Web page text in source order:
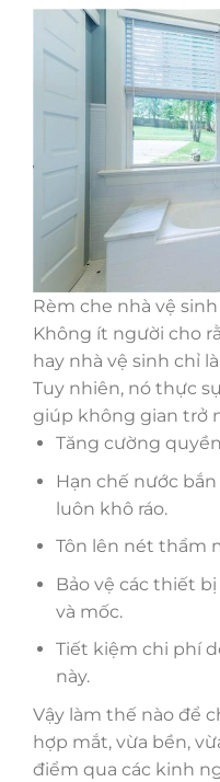
Rèm che nhà vệ
Không ít người cho
hay nhà vệ sinh chỉ
Tuy nhiên, nó thực
giúp không gian trở
Tăng cường
Hạn chế nước
luôn khô ráo.
Tôn lên nét thẩm
Bảo vệ các thiết
và mốc.
Tiết kiệm chi phí
này.
Vậy làm thế nào để
hợp mắt, vừa bền,
điểm qua các kinh